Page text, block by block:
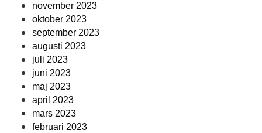
november 2023
oktober 2023
september 2023
augusti 2023
juli 2023
juni 2023
maj 2023
april 2023
mars 2023
februari 2023